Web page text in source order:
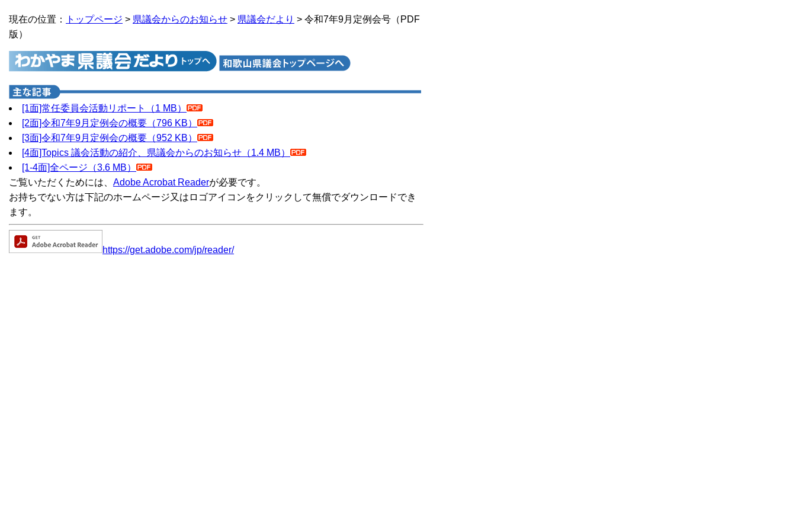
現在の位置： トップページ > 県議会からのお知らせ > 県議会だより > 令和7年9月定例会号（PDF
版）
[1面]常任委員会活動リポート（1 MB）
[2面]令和7年9月定例会の概要（796 KB）
[3面]令和7年9月定例会の概要（952 KB）
[4面]Topics 議会活動の紹介、県議会からのお知らせ（1.4 MB）
[1-4面]全ページ（3.6 MB）
ご覧いただくためには、 Adobe Acrobat Readerが必要です。
お持ちでない方は下記のホームページ又はロゴアイコンをクリックして無償でダウンロードでき
ます。
https://get.adobe.com/jp/reader/